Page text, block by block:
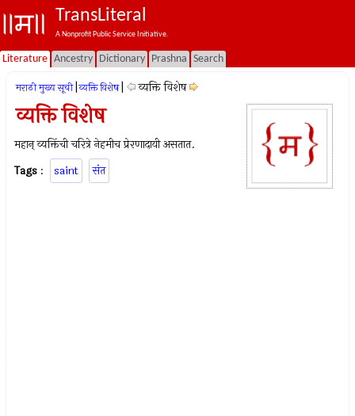
TransLiteral
A Nonprofit Public Service Initiative.
Literature Ancestry Dictionary Prashna Search
मराठी मुख्य सूची व्यक्ति विशेष व्यक्ति विशेष
व्यक्ति विशेष
महान् व्यक्तिंची चरित्रे नेहमीच प्रेरणादायी असतात.
Tags : saint संत